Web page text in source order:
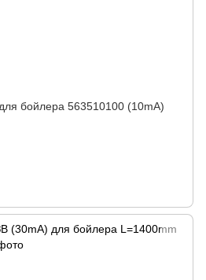
бойлера 563510100 (10mA)